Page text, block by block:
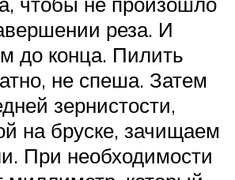
реза. И
до конца. Пилить
не спеша. Затем
зернистости,
на бруске, зачищаем
При необходимости